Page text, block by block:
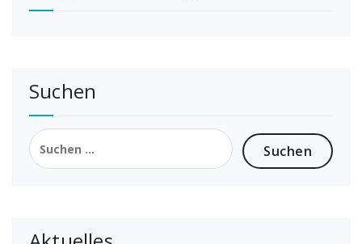
Suchen
Suchen
nach: